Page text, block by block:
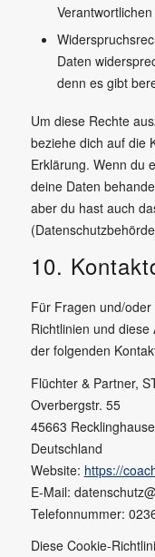
Daten
denn es gibt
Um diese Rechte
beziehe dich auf die
Erklärung. Wenn du
deine Daten
aber du hast auch
10.
Für Fragen und/
Richtlinien und
der folgenden
Flüchter & Partner,
Overbergstr. 55
45663
Deutschland
Website: https://
E-Mail:
Telefonnummer:
Diese Cookie-